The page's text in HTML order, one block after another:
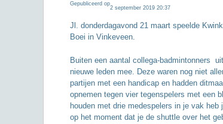
Gepubliceerd op
2 september 2019 20:37
Jl. donderdagavond 21 maart speelde
Boei in Vinkeveen.
Buiten een aantal collega-badmintonners
nieuwe leden mee. Deze waren nog niet
partijen met een handicap en hadden
opnemen tegen vier tegenspelers met een
houden met drie medespelers in je vak
op het moment dat je de shuttle over het